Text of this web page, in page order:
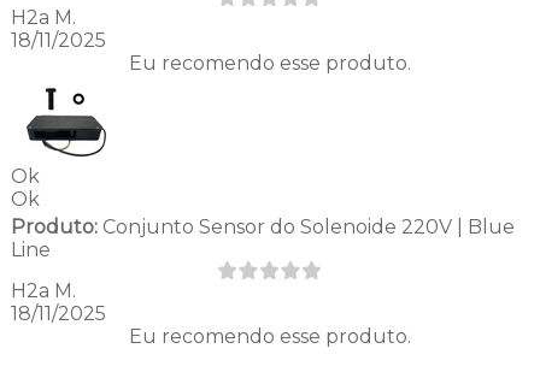
H2a M.
18/11/2025
Eu recomendo esse produto.
Ok
Ok
Produto:Conjunto Sensor do Solenoide 220V | Blue
Line
H2a M.
18/11/2025
Eu recomendo esse produto.